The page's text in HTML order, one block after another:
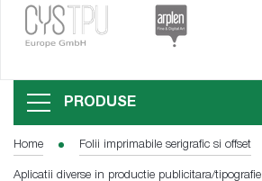
PRODUSE
Home Folii imprimabile serigrafic si offset
Aplicatii diverse in productie publicitara/tipografie